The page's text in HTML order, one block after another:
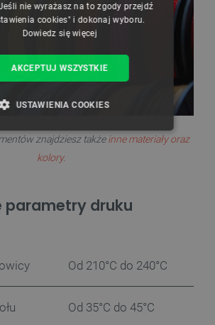
znajdziesz takżeinne materiały oraz
kolory.
parametry druku
Od 210°C do 240°C
Od 35°C do 45°C
nie wyrażasz na to zgody przejdź
cookies" i dokonaj wyboru.
Dowiedz się więcej
AKCEPTUJ WSZYSTKIE
USTAWIENIA COOKIES
WYDAJNOŚĆ
Wydajność Targetowanie
Funkcjonalność